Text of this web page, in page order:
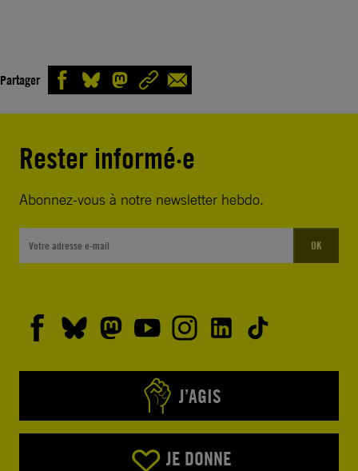
Partager
Rester informé·e
Abonnez-vous à notre newsletter hebdo.
OK
J’AGIS
JE DONNE